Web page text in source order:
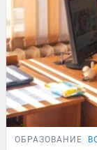
ОБРАЗОВАНИЕ